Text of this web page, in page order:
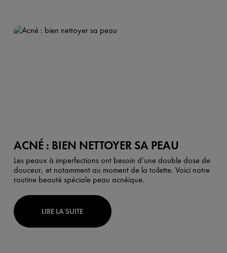
ACNÉ : BIEN NETTOYER SA PEAU
Les peaux à imperfections ont besoin d’une double dose de
douceur, et notamment au moment de la toilette. Voici notre
routine beauté spéciale peau acnéique.
LIRE LA SUITE